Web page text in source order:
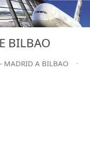
BILBAO
MADRID A BILBAO